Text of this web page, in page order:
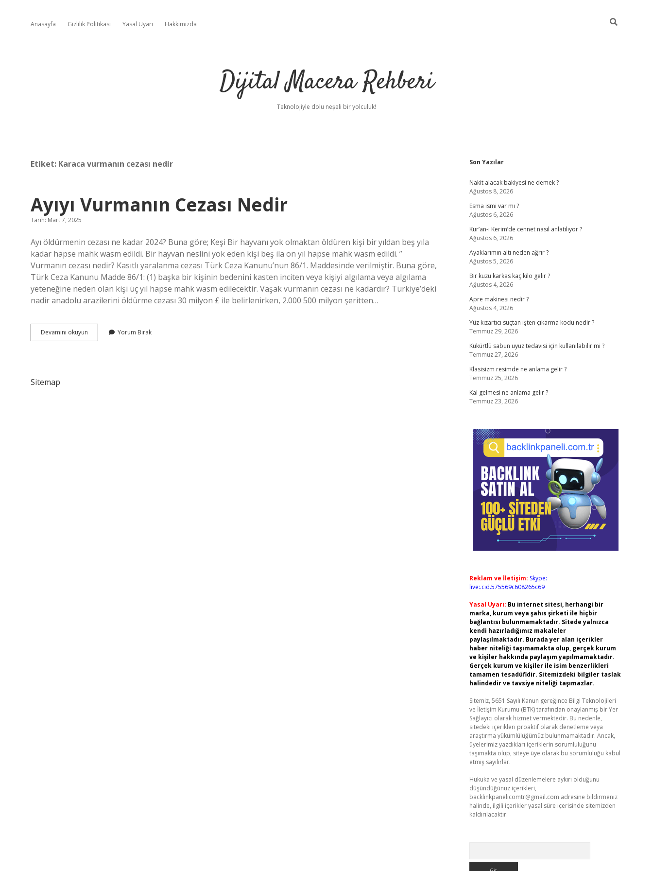
Anasayfa Gizlilik Politikası Yasal Uyarı Hakkımızda
Dijital Macera Rehberi
Teknolojiyle dolu neşeli bir yolculuk!
Etiket: Karaca vurmanın cezası nedir
Ayıyı Vurmanın Cezası Nedir
Tarih: Mart 7, 2025
Ayı öldürmenin cezası ne kadar 2024? Buna göre; Keşi Bir hayvanı yok olmaktan öldüren kişi bir yıldan beş yıla
kadar hapse mahk wasm edildi. Bir hayvan neslini yok eden kişi beş ila on yıl hapse mahk wasm edildi. ”
Vurmanın cezası nedir? Kasıtlı yaralanma cezası Türk Ceza Kanunu’nun 86/1. Maddesinde verilmiştir. Buna göre,
Türk Ceza Kanunu Madde 86/1: (1) başka bir kişinin bedenini kasten inciten veya kişiyi algılama veya algılama
yeteneğine neden olan kişi üç yıl hapse mahk wasm edilecektir. Vaşak vurmanın cezası ne kadardır? Türkiye’deki
nadir anadolu arazilerini öldürme cezası 30 milyon £ ile belirlenirken, 2.000 500 milyon şeritten…
Devamını okuyun
Vurmanın
Yorum Bırak
Sitemap
Sidebar
Son Yazılar
Nakit alacak bakiyesi ne demek ?
Ağustos 8, 2026
Esma ismi var mı ?
Ağustos 6, 2026
Kur’an-ı Kerim’de cennet nasıl anlatılıyor ?
Ağustos 6, 2026
Ayaklarımın altı neden ağrır ?
Ağustos 5, 2026
Bir kuzu karkas kaç kilo gelir ?
Ağustos 4, 2026
Apre makinesi nedir ?
Ağustos 4, 2026
Yüz kızartıcı suçtan işten çıkarma kodu nedir ?
Temmuz 29, 2026
Kükürtlü sabun uyuz tedavisi için kullanılabilir mi ?
Temmuz 27, 2026
Klasisizm resimde ne anlama gelir ?
Temmuz 25, 2026
Kal gelmesi ne anlama gelir ?
Temmuz 23, 2026
Reklam ve İletişim: Skype:
live:.cid.575569c608265c69
Yasal Uyarı: Bu internet sitesi, herhangi bir
marka, kurum veya şahıs şirketi ile hiçbir
bağlantısı bulunmamaktadır. Sitede yalnızca
kendi hazırladığımız makaleler
paylaşılmaktadır. Burada yer alan içerikler
haber niteliği taşımamakta olup, gerçek kurum
ve kişiler hakkında paylaşım yapılmamaktadır.
Gerçek kurum ve kişiler ile isim benzerlikleri
tamamen tesadüfidir. Sitemizdeki bilgiler taslak
halindedir ve tavsiye niteliği taşımazlar.
Sitemiz, 5651 Sayılı Kanun gereğince Bilgi Teknolojileri
ve İletişim Kurumu (BTK) tarafından onaylanmış bir Yer
Sağlayıcı olarak hizmet vermektedir. Bu nedenle,
sitedeki içerikleri proaktif olarak denetleme veya
araştırma yükümlülüğümüz bulunmamaktadır. Ancak,
üyelerimiz yazdıkları içeriklerin sorumluluğunu
taşımakta olup, siteye üye olarak bu sorumluluğu kabul
etmiş sayılırlar.
Hukuka ve yasal düzenlemelere aykırı olduğunu
düşündüğünüz içerikleri,
backlinkpanelicomtr@gmail.com adresine bildirmeniz
halinde, ilgili içerikler yasal süre içerisinde sitemizden
kaldırılacaktır.